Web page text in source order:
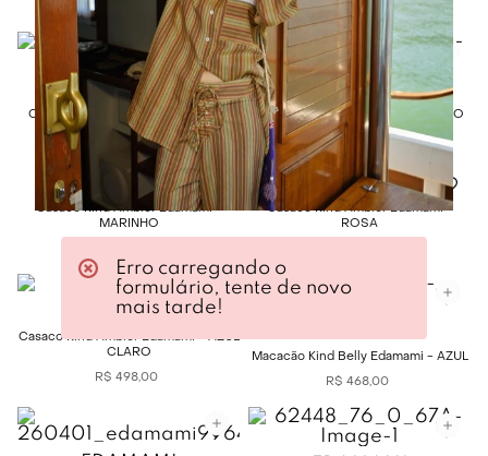
R$
EDAMAMI
Calça Kind Anne Edamami - BEGE
278,00
EDAMAMI
Calça Kind Anne Edamami - VINHO
R$ 00
EDAMAMI
Casaco Kind Ambler Edamami -
MARINHO
EDAMAMI
Casaco Kind Ambler Edamami -
ROSA
EDAMAMI
Casaco Kind Ambler Edamami - AZUL
CLARO
R$ 498,00
Macacão Kind Belly Edamami - AZUL
R$ 468,00
Erro carregando o
formulário, tente de novo
mais tarde!